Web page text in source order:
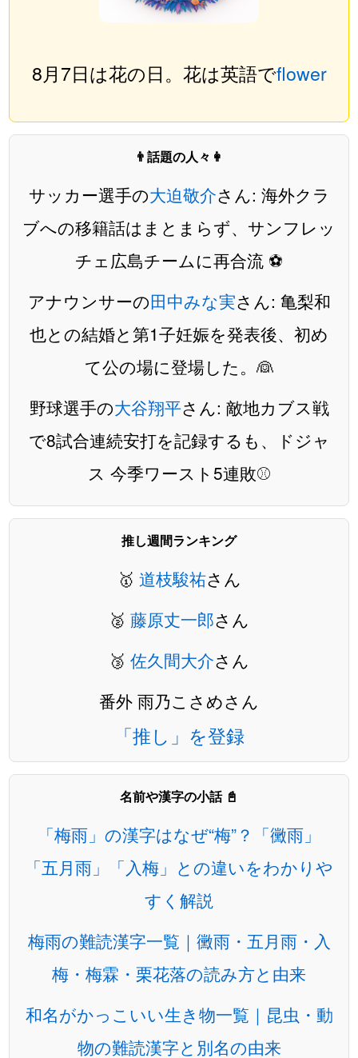
8月7日は花の日。花は英語でflower
👨話題の人々👩
サッカー選手の大迫敬介さん: 海外クラ
ブへの移籍話はまとまらず、サンフレッ
チェ広島チームに再合流 ⚽️
アナウンサーの田中みな実さん: 亀梨和
也との結婚と第1子妊娠を発表後、初め
て公の場に登場した。👰
野球選手の大谷翔平さん: 敵地カブス戦
で8試合連続安打を記録するも、ドジャ
ス 今季ワースト5連敗⚾️
推し週間ランキング
🥇 道枝駿祐さん
🥈 藤原丈一郎さん
🥉 佐久間大介さん
番外 雨乃こさめさん
「推し」を登録
名前や漢字の小話 📓
「梅雨」の漢字はなぜ“梅”？「黴雨」
「五月雨」「入梅」との違いをわかりや
すく解説
梅雨の難読漢字一覧｜黴雨・五月雨・入
梅・梅霖・栗花落の読み方と由来
和名がかっこいい生き物一覧｜昆虫・動
物の難読漢字と別名の由来